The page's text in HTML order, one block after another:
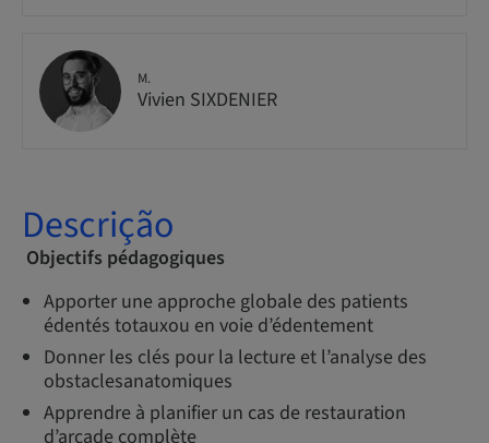
M.
Vivien SIXDENIER
Descrição
Objectifs pédagogiques
Apporter une approche globale des patients
édentés totauxou en voie d’édentement
Donner les clés pour la lecture et l’analyse des
obstaclesanatomiques
Apprendre à planifier un cas de restauration
d’arcade complète